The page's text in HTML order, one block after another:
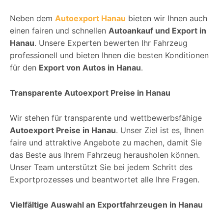
Neben dem Autoexport Hanau bieten wir Ihnen auch
einen fairen und schnellen Autoankauf und Export in
Hanau. Unsere Experten bewerten Ihr Fahrzeug
professionell und bieten Ihnen die besten Konditionen
für den Export von Autos in Hanau.
Transparente Autoexport Preise in Hanau
Wir stehen für transparente und wettbewerbsfähige
Autoexport Preise in Hanau. Unser Ziel ist es, Ihnen
faire und attraktive Angebote zu machen, damit Sie
das Beste aus Ihrem Fahrzeug herausholen können.
Unser Team unterstützt Sie bei jedem Schritt des
Exportprozesses und beantwortet alle Ihre Fragen.
Vielfältige Auswahl an Exportfahrzeugen in Hanau